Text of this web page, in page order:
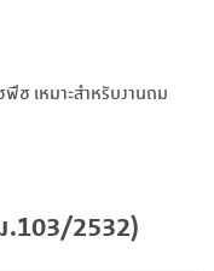
ช เหมาะสำหรับงานถม
.103/2532)